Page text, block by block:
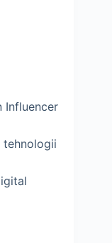
Influencer
tehnologii